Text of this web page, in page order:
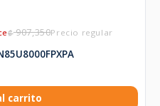
₡907,350
carrito